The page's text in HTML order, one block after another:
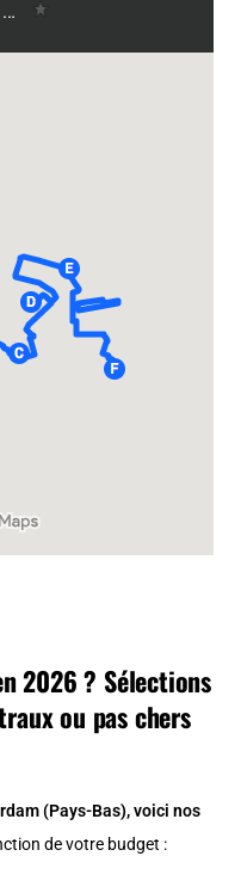
2026 ? Sélections
ou pas chers
(Pays-Bas), voici nos
de votre budget :